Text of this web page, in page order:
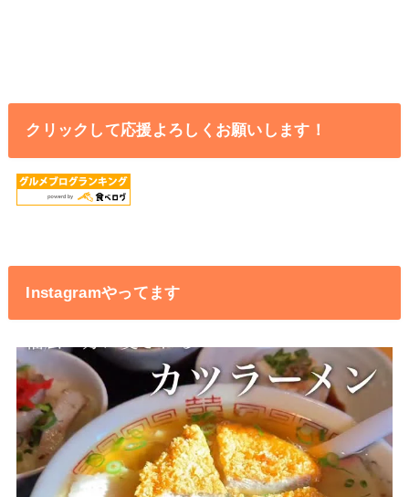
クリックして応援よろしくお願いします！
Instagramやってます